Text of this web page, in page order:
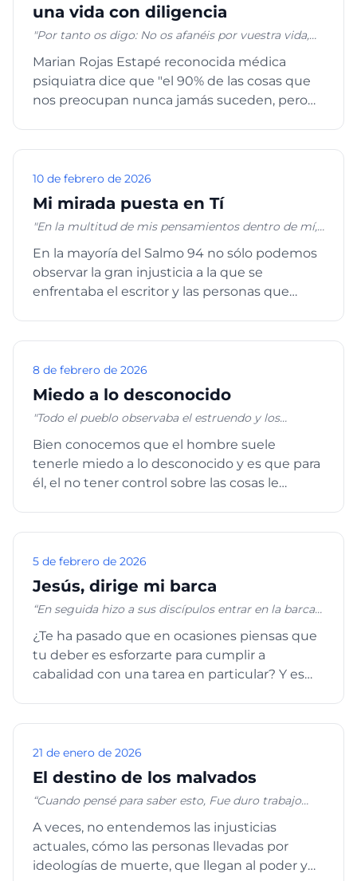
una vida con diligencia
"Por tanto os digo: No os afanéis por vuestra vida,
vuestro cuerpo, qué habéis de vestir. ¿No es la vida
más que el alimento, y el cuerpo más que el
vestido?... ¿Y quién de vosotros podrá, por mucho
vestido, ¿por qué os afanáis? Considerad los lirios
del campo, cómo crecen: no trabajan ni hilan; pero
vistió así como uno de ellos… No os afanéis, pues,
diciendo: ¿Qué comeremos, o qué beberemos, o
qué vestiremos? Porque los gentiles buscan todas
estas cosas; pero vuestro Padre celestial sabe que
27-29, 31-32
Marian Rojas Estapé reconocida médica
psiquiatra dice que "el 90% de las cosas que
nos preocupan nunca jamás suceden, pero
10 de febrero de 2026
Mi mirada puesta en Tí
"En la multitud de mis pensamientos dentro de mí,
En la mayoría del Salmo 94 no sólo podemos
observar la gran injusticia a la que se
enfrentaba el escritor y las personas que
8 de febrero de 2026
Miedo a lo desconocido
"Todo el pueblo observaba el estruendo y los
humeaba; y viéndolo el pueblo, temblaron, y se
pusieron de lejos. Y dijeron a Moisés: Habla tú con
nosotros, y nosotros oiremos; pero no hable Dios
"Y hablaba Jehová a Moisés cara a cara, como habla
cualquiera a su compañero." Éxodo 33:11a
Bien conocemos que el hombre suele
tenerle miedo a lo desconocido y es que para
él, el no tener control sobre las cosas le
5 de febrero de 2026
Jesús, dirige mi barca
“En seguida hizo a sus discípulos entrar en la barca e
tanto que él despedía a la multitud. Y después que
los hubo despedido, se fue al monte a orar; y al venir
la noche, la barca estaba en medio del mar, y él solo
el viento les era contrario, cerca de la cuarta vigilia
de la noche vino a ellos andando sobre el mar, y
¿Te ha pasado que en ocasiones piensas que
tu deber es esforzarte para cumplir a
cabalidad con una tarea en particular? Y es
21 de enero de 2026
El destino de los malvados
“Cuando pensé para saber esto, Fue duro trabajo
Comprendí el fin de ellos. Ciertamente los has
puesto en deslizaderos; En asolamientos los harás
caer.” Salmos 73:16-18 “¿Por qué se amotinan las
A veces, no entendemos las injusticias
actuales, cómo las personas llevadas por
ideologías de muerte, que llegan al poder y